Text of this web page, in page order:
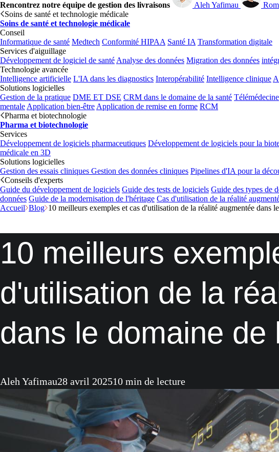
Rencontrez notre équipe de gestion des livraisons Aleh Yafimau
Soins de santé et technologie médicale
Soins de santé et technologie médicale
Conseil
Informatique de santé Medtech Conformité HIPAA Santé IA Transformation digitale
Services d'aiguillage
Développement de logiciel de santé Analyse des données Migration des données
Technologie avancée
Intelligence artificielle L'IA dans les diagnostics Interopérabilité Intelligence clinique
Solutions logicielles
Gestion de la pratique DME ET DSE CRM dans le domaine de la santé Télémédecine
mentale Application bien-être Application de remise en forme RCM
Pharma et biotechnologie
Pharma et biotechnologie
Services
Développement de logiciels pharmaceutiques Développement de logiciels pour la
médicale en 3D
Solutions logicielles
Gestion des essais cliniques Gestion des données cliniques Pipelines d'IA pour la
Conseils d'experts
Guide du développement de logiciels Guide des tests de logiciels Guide des types de
données Guide de la modernisation de l'héritage Cas d'utilisation de la réalité
Accueil Blog 10 meilleurs exemples et cas d'utilisation de la réalité augmentée dans
10 meilleurs
d'utilisation de la
dans le domaine de
Aleh Yafimau28 avril 202510 min de lecture